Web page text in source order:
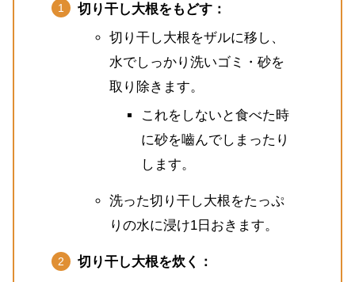
切り干し大根をもどす：
切り干し大根をザルに移し、
水でしっかり洗いゴミ・砂を
取り除きます。
これをしないと食べた時
に砂を嚙んでしまったり
します。
洗った切り干し大根をたっぷ
りの水に浸け1日おきます。
切り干し大根を炊く：